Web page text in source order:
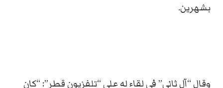
بشهرين.
وقال “آل ثاني” في لقاء له على “تلفزيون قطر”: “كان